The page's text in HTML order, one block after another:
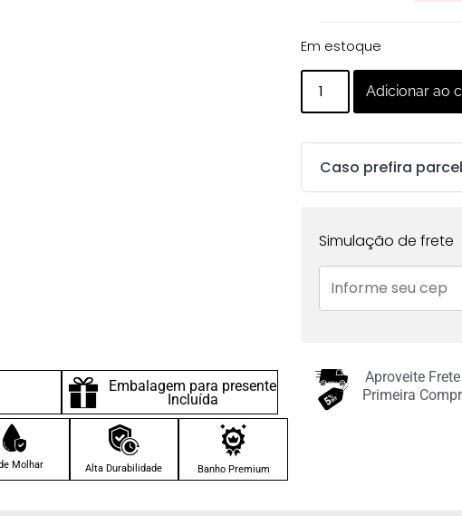
Molhar Alta Durabilidade Banho Premium
Embalagem para presente
Incluída
Em estoque
Adicionar ao
Caso prefira
1x deR$123.00
juros no cartão
3x deR$41.00sem
Simulação de frete
Aproveite
Primeira